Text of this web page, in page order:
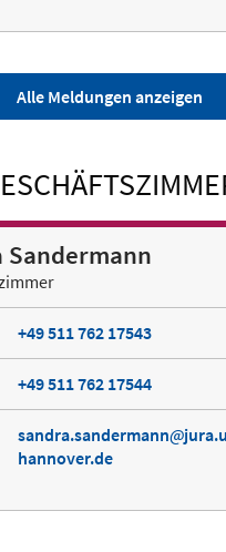
Alle Meldungen anzeigen
Sandermann
+49 511 762 17543
+49 511 762 17544
sandra.sandermann
hannover.de